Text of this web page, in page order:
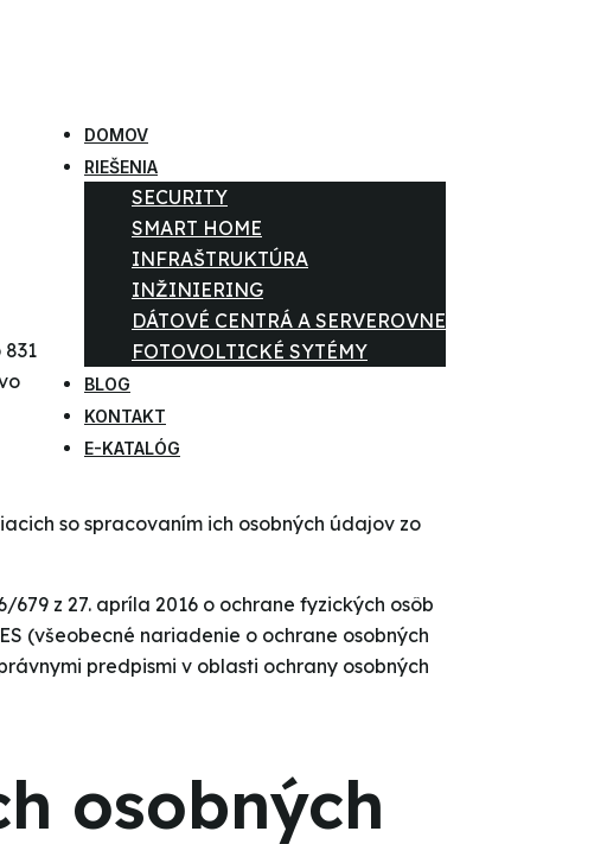
DOMOV
RIEŠENIA
SECURITY
SMART HOME
INFRAŠTRUKTÚRA
INŽINIERING
DÁTOVÉ CENTRÁ A SERVEROVNE
FOTOVOLTICKÉ SYTÉMY
BLOG
KONTAKT
E-KATALÓG
so spracovaním ich osobných údajov zo
z 27. apríla 2016 o ochrane fyzických osôb
(všeobecné nariadenie o ochrane osobných
predpismi v oblasti ochrany osobných
osobných